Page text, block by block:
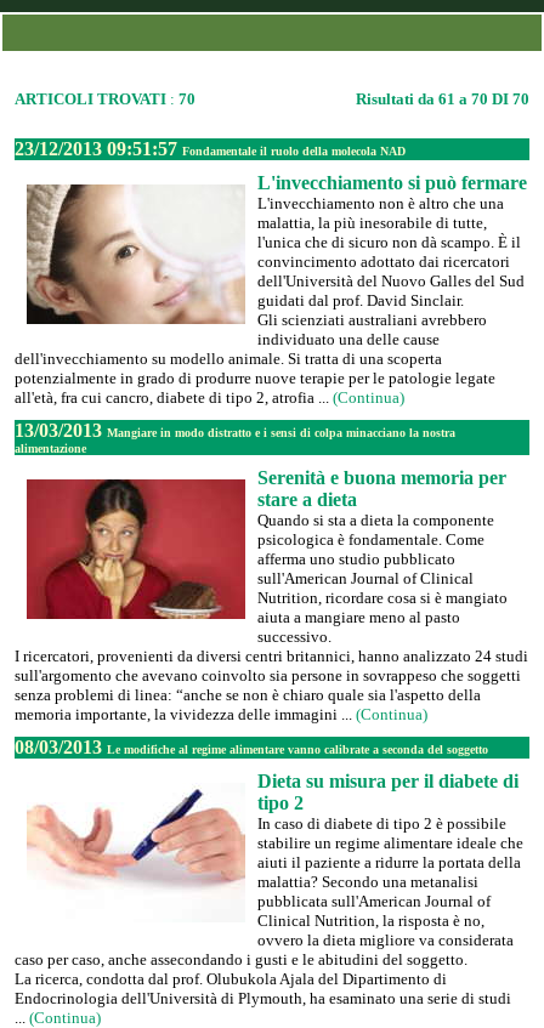
ARTICOLI TROVATI : 70 Risultati da 61 a 70 DI 70
23/12/2013 09:51:57 Fondamentale il ruolo della molecola NAD
L'invecchiamento si può fermare
L'invecchiamento non è altro che una
malattia, la più inesorabile di tutte,
l'unica che di sicuro non dà scampo. È il
convincimento adottato dai ricercatori
dell'Università del Nuovo Galles del Sud
guidati dal prof. David Sinclair.
Gli scienziati australiani avrebbero
individuato una delle cause
dell'invecchiamento su modello animale. Si tratta di una scoperta
potenzialmente in grado di produrre nuove terapie per le patologie legate
all'età, fra cui cancro, diabete di tipo 2, atrofia ... (Continua)
13/03/2013 Mangiare in modo distratto e i sensi di colpa minacciano la nostra
alimentazione
Serenità e buona memoria per
stare a dieta
Quando si sta a dieta la componente
psicologica è fondamentale. Come
afferma uno studio pubblicato
sull'American Journal of Clinical
Nutrition, ricordare cosa si è mangiato
aiuta a mangiare meno al pasto
successivo.
I ricercatori, provenienti da diversi centri britannici, hanno analizzato 24 studi
sull'argomento che avevano coinvolto sia persone in sovrappeso che soggetti
senza problemi di linea: “anche se non è chiaro quale sia l'aspetto della
memoria importante, la vividezza delle immagini ... (Continua)
08/03/2013 Le modifiche al regime alimentare vanno calibrate a seconda del soggetto
Dieta su misura per il diabete di
tipo 2
In caso di diabete di tipo 2 è possibile
stabilire un regime alimentare ideale che
aiuti il paziente a ridurre la portata della
malattia? Secondo una metanalisi
pubblicata sull'American Journal of
Clinical Nutrition, la risposta è no,
ovvero la dieta migliore va considerata
caso per caso, anche assecondando i gusti e le abitudini del soggetto.
La ricerca, condotta dal prof. Olubukola Ajala del Dipartimento di
Endocrinologia dell'Università di Plymouth, ha esaminato una serie di studi
... (Continua)